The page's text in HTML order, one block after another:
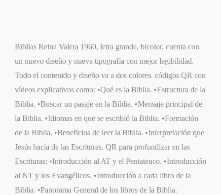
Biblias Reina Valera 1960, letra grande, bicolor, cuenta con
un nuevo diseño y nueva tipografía con mejor legibilidad.
Todo el contenido y diseño va a dos colores. códigos QR con
vídeos explicativos como: •Qué es la Biblia. •Estructura de la
Biblia. •Buscar un pasaje en la Biblia. •Mensaje principal de
la Biblia. •Idiomas en que se escribió la Biblia. •Formación
de la Biblia. •Beneficios de leer la Biblia. •Interpretación que
Jesús hacía de las Escrituras. QR para profundizar en las
Escrituras: •Introducción al AT y el Pentateuco. •Introducción
al NT y los Evangélicos. •Introducción a cada libro de la
Biblia. •Panorama General de los libros de la Biblia.